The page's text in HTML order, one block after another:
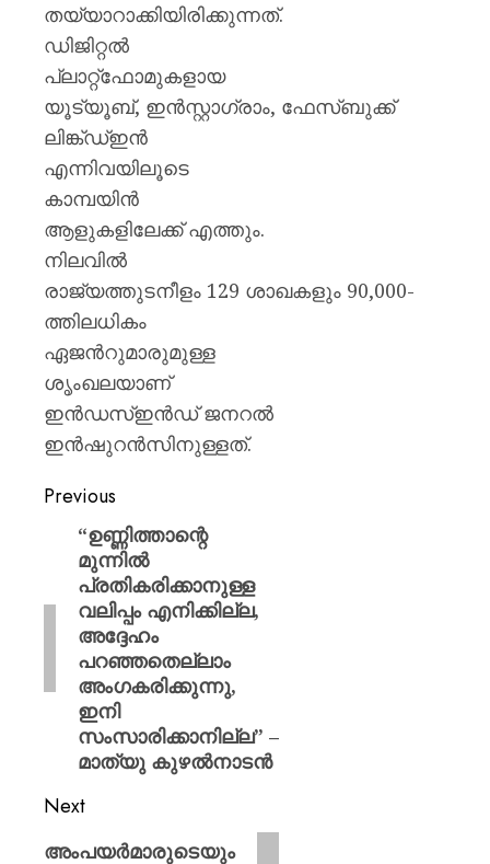
തയ്യാറാക്കിയിരിക്കുന്നത്.
ഡിജിറ്റല്‍
പ്ലാറ്റ്ഫോമുകളായ
യൂട്യൂബ്, ഇന്‍സ്റ്റാഗ്രാം, ഫേസ്ബുക്ക്
ലിങ്ക്ഡ്ഇന്‍
എന്നിവയിലൂടെ
കാമ്പയിന്‍
ആളുകളിലേക്ക് എത്തും.
നിലവില്‍
രാജ്യത്തുടനീളം 129 ശാഖകളും 90,000-
ത്തിലധികം
ഏജന്‍റുമാരുമുള്ള
ശൃംഖലയാണ്
ഇന്‍ഡസ്ഇന്‍ഡ് ജനറല്‍
ഇന്‍ഷുറന്‍സിനുള്ളത്.
Previous
“ഉണ്ണിത്താന്റെ
മുന്നില്‍
പ്രതികരിക്കാനുള്ള
വലിപ്പം എനിക്കില്ല,
അദ്ദേഹം
പറഞ്ഞതെല്ലാം
അംഗകരിക്കുന്നു,
ഇനി
സംസാരിക്കാനില്ല” –
മാത്യു കുഴല്‍നാടന്‍
Next
അംപയർമാരുടെയും